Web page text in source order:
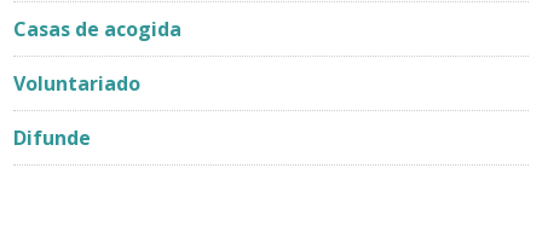
Casas de acogida
Voluntariado
Difunde